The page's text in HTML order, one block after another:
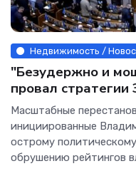
Недвижимость /
"Безудержно и
провал стратегии
Масштабные
инициированные
острому
обрушению рейтингов